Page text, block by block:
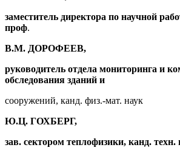
заместитель директора по научной
проф.
В.М. ДОРОФЕЕВ,
руководитель отдела мониторинга и
обследования зданий и
сооружений, канд. физ.-мат. наук
Ю.Ц. ГОХБЕРГ,
зав. сектором теплофизики, канд. техн.